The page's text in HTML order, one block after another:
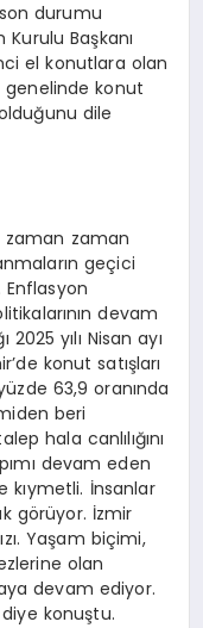
durumu
Başkanı
el konutlara olan
genelinde konut
dile
zaman zaman
geçici
devam
yılı Nisan ayı
konut satışları
63,9 oranında
beri
hala canlılığını
devam eden
kıymetli. İnsanlar
görüyor. İzmir
Yaşam biçimi,
olan
devam ediyor.
konuştu.